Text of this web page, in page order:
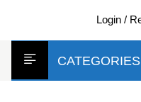
Login /
CATEGORIES